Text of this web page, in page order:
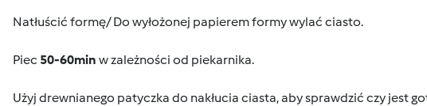
Natłuścić formę/ Do wyłożonej papierem formy wylać ciasto.
Piec 50-60min w zależności od piekarnika.
Użyj drewnianego patyczka do nakłucia ciasta, aby sprawdzić czy jest